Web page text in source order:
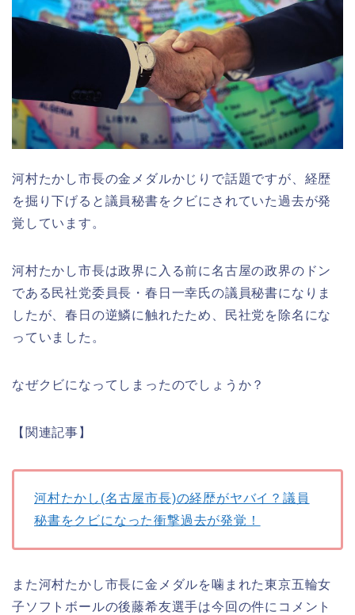
河村たかし市長の金メダルかじりで話題ですが、経歴
を掘り下げると議員秘書をクビにされていた過去が発
覚しています。
河村たかし市長は政界に入る前に名古屋の政界のドン
である民社党委員長・春日一幸氏の議員秘書になりま
したが、春日の逆鱗に触れたため、民社党を除名にな
っていました。
なぜクビになってしまったのでしょうか？
【関連記事】
河村たかし(名古屋市長)の経歴がヤバイ？議員
秘書をクビになった衝撃過去が発覚！
また河村たかし市長に金メダルを噛まれた東京五輪女
子ソフトボールの後藤希友選手は今回の件にコメント